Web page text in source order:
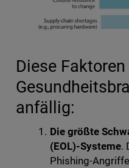
Diese
anfällig:
Die größte
(EOL)-Systeme.
Phishing-